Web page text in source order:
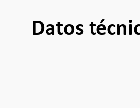
Datos